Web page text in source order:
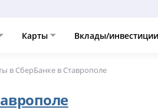
Карты Вклады/
в СберБанке в Ставрополе